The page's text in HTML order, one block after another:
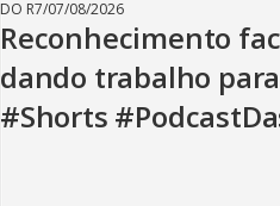
DO R7/07/08/2026
Reconhecimento
dando trabalho
#Shorts